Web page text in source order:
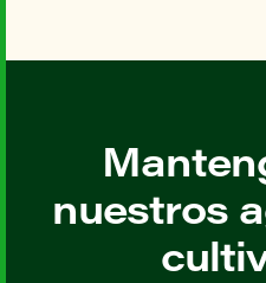
nuestros